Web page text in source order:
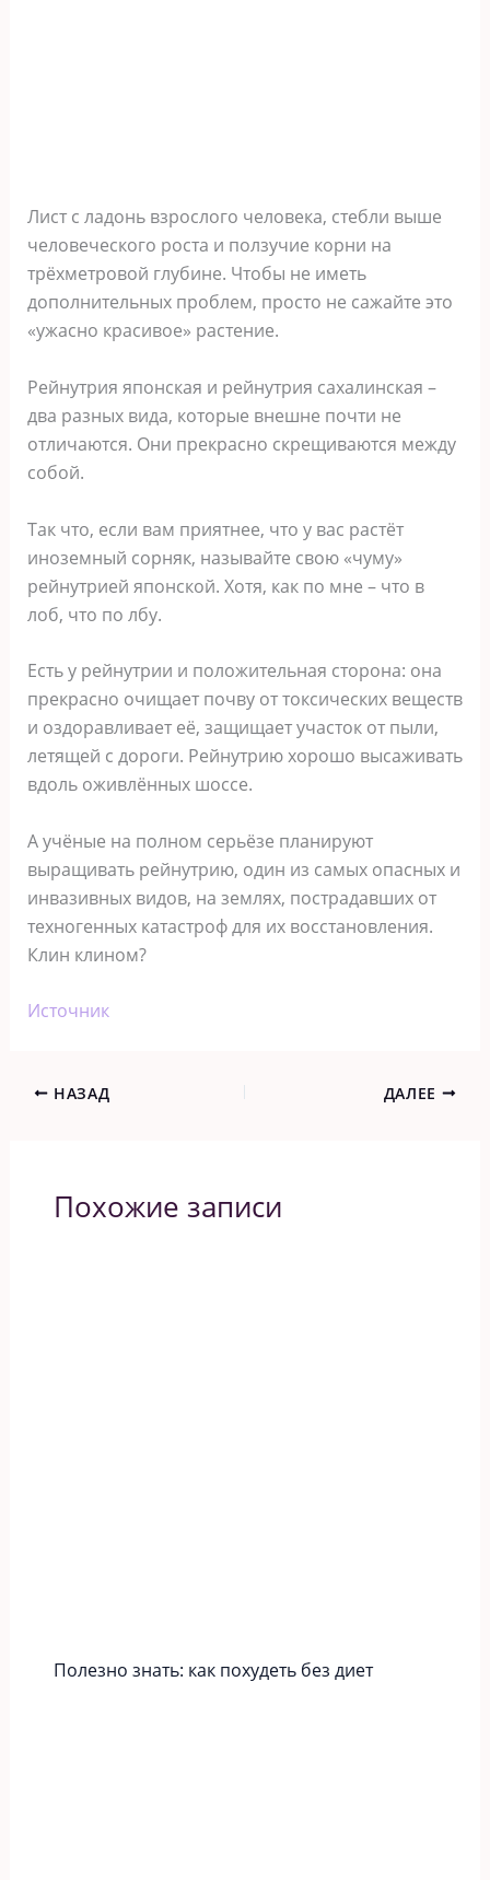
Лист с ладонь взрослого человека, стебли выше
человеческого роста и ползучие корни на
трёхметровой глубине. Чтобы не иметь
дополнительных проблем, просто не сажайте это
«ужасно красивое» растение.
Рейнутрия японская и рейнутрия сахалинская –
два разных вида, которые внешне почти не
отличаются. Они прекрасно скрещиваются между
собой.
Так что, если вам приятнее, что у вас растёт
иноземный сорняк, называйте свою «чуму»
рейнутрией японской. Хотя, как по мне – что в
лоб, что по лбу.
Есть у рейнутрии и положительная сторона: она
прекрасно очищает почву от токсических веществ
и оздоравливает её, защищает участок от пыли,
летящей с дороги. Рейнутрию хорошо высаживать
вдоль оживлённых шоссе.
А учёные на полном серьёзе планируют
выращивать рейнутрию, один из самых опасных и
инвазивных видов, на землях, пострадавших от
техногенных катастроф для их восстановления.
Клин клином?
Источник
НАЗАД ДАЛЕЕ
Похожие записи
Полезно знать: как похудеть без диет